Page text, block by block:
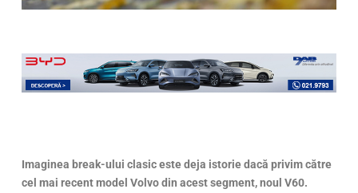
Imaginea break-ului clasic este deja istorie dacă privim către
cel mai recent model Volvo din acest segment, noul V60.